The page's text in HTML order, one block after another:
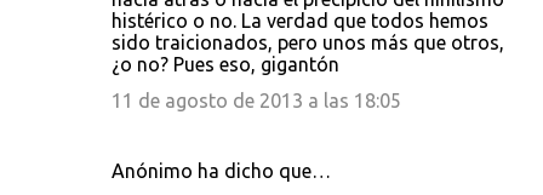
histérico o no. La verdad que todos hemos
sido traicionados, pero unos más que otros,
¿o no? Pues eso, gigantón
11 de agosto de 2013 a las 18:05
Anónimo ha dicho que…